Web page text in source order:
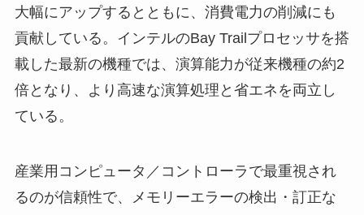
大幅にアップするとともに、消費電力の削減にも
貢献している。インテルのBay Trailプロセッサを搭
載した最新の機種では、演算能力が従来機種の約2
倍となり、より高速な演算処理と省エネを両立し
ている。
産業用コンピュータ／コントローラで最重視され
るのが信頼性で、メモリーエラーの検出・訂正な